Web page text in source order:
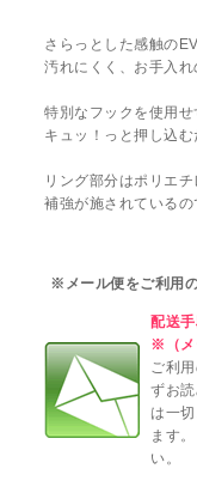
さらっとした感触の
汚れにくく、お手入れ
特別なフックを使用
キュッ！っと押し込む
リング部分はポリエ
補強が施されているの
※メール便をご利用
配送
※（メ
ご利
ずお
は一
ます
い。